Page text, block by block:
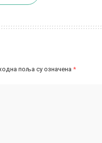
поља су означена *